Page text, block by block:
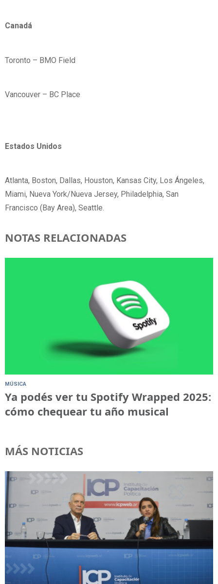
Canadá
Toronto – BMO Field
Vancouver – BC Place
Estados Unidos
Atlanta, Boston, Dallas, Houston, Kansas City, Los Ángeles,
Miami, Nueva York/Nueva Jersey, Philadelphia, San
Francisco (Bay Area), Seattle.
NOTAS RELACIONADAS
MÚSICA
Ya podés ver tu Spotify Wrapped 2025:
cómo chequear tu año musical
MÁS NOTICIAS